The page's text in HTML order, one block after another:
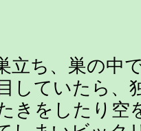
立ち、巣の中
していたら、
きをしたり空